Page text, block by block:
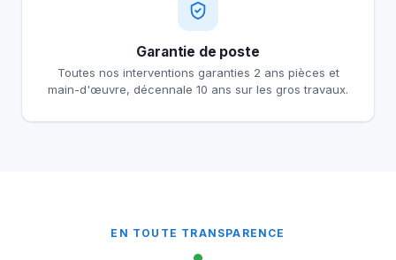
Garantie de poste
Toutes nos interventions garanties 2 ans pièces et
main-d'œuvre, décennale 10 ans sur les gros travaux.
EN TOUTE TRANSPARENCE